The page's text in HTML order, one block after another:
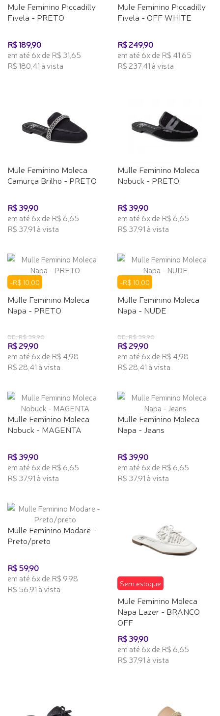
Mule Feminino Piccadilly
Fivela - PRETO
R$ 189,90
em até 6x de R$ 31,65
R$ 180,41 à vista
Mule Feminino Piccadilly
Fivela - OFF WHITE
R$ 249,90
em até 6x de R$ 41,65
R$ 237,41 à vista
Mule Feminino Moleca
Camurça Brilho - PRETO
R$ 39,90
em até 6x de R$ 6,65
R$ 37,91 à vista
Mulle Feminino Moleca
Nobuck - PRETO
R$ 39,90
em até 6x de R$ 6,65
R$ 37,91 à vista
-R$ 10,00
Mulle Feminino Moleca
Napa - PRETO
DE: R$ 39,90
R$ 29,90
em até 6x de R$ 4,98
R$ 28,41 à vista
-R$ 10,00
Mulle Feminino Moleca
Napa - NUDE
DE: R$ 39,90
R$ 29,90
em até 6x de R$ 4,98
R$ 28,41 à vista
Mulle Feminino Moleca
Nobuck - MAGENTA
R$ 39,90
em até 6x de R$ 6,65
R$ 37,91 à vista
Mulle Feminino Moleca
Napa - Jeans
R$ 39,90
em até 6x de R$ 6,65
R$ 37,91 à vista
Mulle Feminino Modare -
Preto/preto
R$ 59,90
em até 6x de R$ 9,98
R$ 56,91 à vista
Sem estoque
Mule Feminino Moleca
Napa Lazer - BRANCO
OFF
R$ 39,90
em até 6x de R$ 6,65
R$ 37,91 à vista